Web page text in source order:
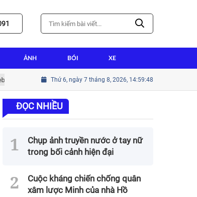
ẢNH BÓI XE
Hướng dẫn cài win tại nhà thành tín cho người mới bắt
Thứ 6, ngày 7 tháng 8, 2026, 14:59:50
ĐỌC NHIỀU
Chụp ảnh truyền nước ở tay nữ
trong bối cảnh hiện đại
Cuộc kháng chiến chống quân
xâm lược Minh của nhà Hồ